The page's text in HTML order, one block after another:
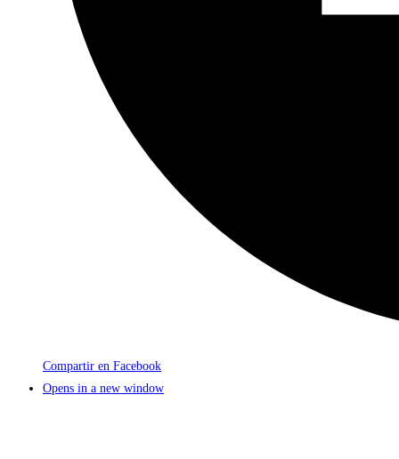
Compartir en Facebook
Opens in a new window